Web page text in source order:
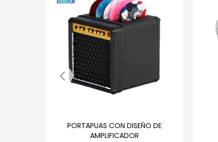
PORTAPUAS CON DISEÑO DE
AMPLIFICADOR